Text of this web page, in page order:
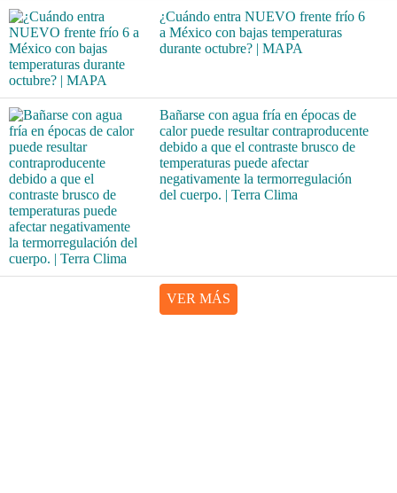
¿Cuándo entra NUEVO frente frío 6
a México con bajas temperaturas
durante octubre? | MAPA
Bañarse con agua fría en épocas de
calor puede resultar contraproducente
debido a que el contraste brusco de
temperaturas puede afectar
negativamente la termorregulación
del cuerpo. | Terra Clima
VER MÁS